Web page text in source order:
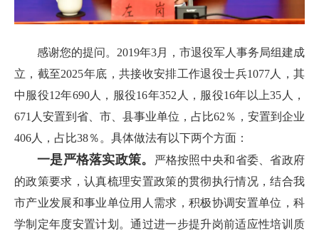
感谢您的提问。2019年3月，市退役军人事务局组建成
立，截至2025年底，共接收安排工作退役士兵1077人，其
中服役12年690人，服役16年352人，服役16年以上35人，
671人安置到省、市、县事业单位，占比62％，安置到企业
406人，占比38％。具体做法有以下两个方面：
一是严格落实政策。
严格按照中央和省委、省政府
的政策要求，认真梳理安置政策的贯彻执行情况，结合我
市产业发展和事业单位用人需求，积极协调安置单位，科
学制定年度安置计划。通过进一步提升岗前适应性培训质